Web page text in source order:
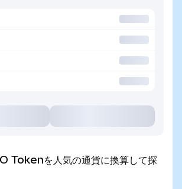
Tokenを人気の通貨に換算して探